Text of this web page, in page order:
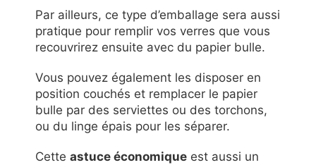
Par ailleurs, ce type d’emballage sera aussi
pratique pour remplir vos verres que vous
recouvrirez ensuite avec du papier bulle.
Vous pouvez également les disposer en
position couchés et remplacer le papier
bulle par des serviettes ou des torchons,
ou du linge épais pour les séparer.
Cette astuce économique est aussi un